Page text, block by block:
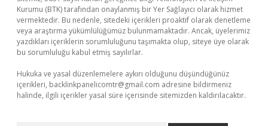
Kurumu (BTK) tarafından onaylanmış bir Yer Sağlayıcı olarak hizmet
vermektedir. Bu nedenle, sitedeki içerikleri proaktif olarak denetleme
veya araştırma yükümlülüğümüz bulunmamaktadır. Ancak, üyelerimiz
yazdıkları içeriklerin sorumluluğunu taşımakta olup, siteye üye olarak
bu sorumluluğu kabul etmiş sayılırlar.
Hukuka ve yasal düzenlemelere aykırı olduğunu düşündüğünüz
içerikleri, backlinkpanelicomtr@gmail.com adresine bildirmeniz
halinde, ilgili içerikler yasal süre içerisinde sitemizden kaldırılacaktır.